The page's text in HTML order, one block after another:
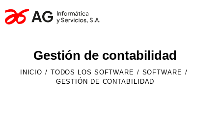
Gestión de contabilidad
INICIO TODOS LOS SOFTWARE
SOFTWARE
GESTIÓN DE CONTABILIDAD